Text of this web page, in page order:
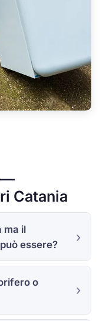
—
Catania
ma il
essere?
o